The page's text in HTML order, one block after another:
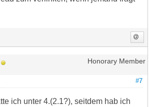
Honorary Member
#7
ich unter 4.(2.1?), seitdem hab ich